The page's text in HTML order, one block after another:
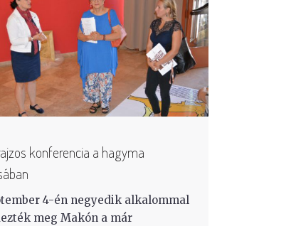
konferencia a hagyma
4-én negyedik alkalommal
meg Makón a már